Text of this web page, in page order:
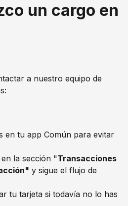
un cargo en
a nuestro equipo de
en tu app Común para evitar
la sección "Transacciones
y sigue el flujo de
tu tarjeta si todavía no lo has